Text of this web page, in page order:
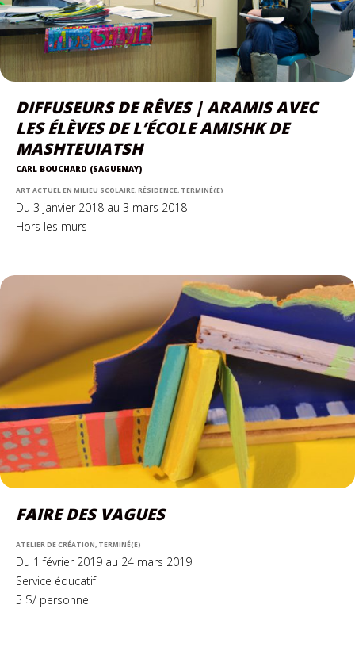
DIFFUSEURS DE RÊVES | ARAMIS AVEC
LES ÉLÈVES DE L’ÉCOLE AMISHK DE
MASHTEUIATSH
CARL BOUCHARD (SAGUENAY)
ART ACTUEL EN MILIEU SCOLAIRE, RÉSIDENCE, TERMINÉ(E)
Du 3 janvier 2018 au 3 mars 2018
Hors les murs
FAIRE DES VAGUES
ATELIER DE CRÉATION, TERMINÉ(E)
Du 1 février 2019 au 24 mars 2019
Service éducatif
5 $/ personne